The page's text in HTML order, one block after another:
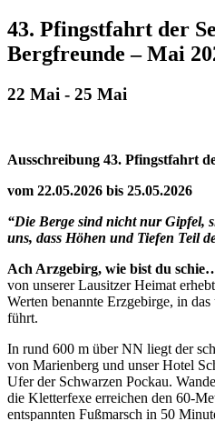
43. Pfingstfahrt der
Bergfreunde – Mai
22 Mai - 25 Mai
Ausschreibung 43. Pfingstfahrt
vom 22.05.2026 bis 25.05.2026
“Die Berge sind nicht nur Gipfel,
uns, dass Höhen und Tiefen Teil
Ach Arzgebirg, wie bist du
von unserer Lausitzer Heimat
Werten benannte Erzgebirge, in
führt.
In rund 600 m über NN liegt der
von Marienberg und unser Hotel
Ufer der Schwarzen Pockau.
die Kletterfexe erreichen den 60-
entspannten Fußmarsch in 50